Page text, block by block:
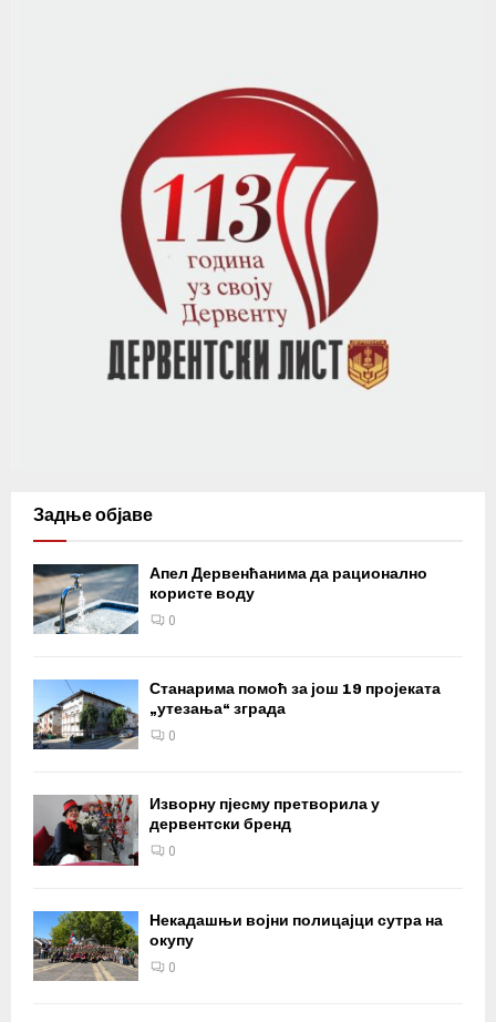
Задње објаве
Апел Дервенћанима да рационално
користе воду
0
Станарима помоћ за још 19 пројеката
„утезања“ зграда
0
Изворну пјесму претворила у
дервентски бренд
0
Некадашњи војни полицајци сутра на
окупу
0